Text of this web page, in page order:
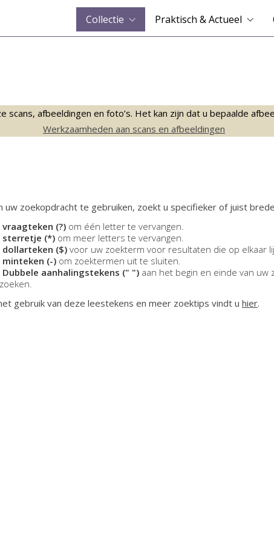
Collectie Praktisch & Actueel
scans, afbeeldingen en foto’s. Het kan zijn dat u bepaalde
Werkzaamheden aan scans en afbeeldingen
uw zoekopdracht te gebruiken, zoekt u specifieker of juist
vraagteken (?) om één letter te vervangen.
sterretje (*) om meer letters te vervangen.
dollarteken ($) voor uw zoekterm voor resultaten die op elkaar
minteken (-) om zoektermen uit te sluiten.
Dubbele aanhalingstekens (" ") aan het begin en einde van uw
gebruik van deze leestekens en meer zoektips vindt u hier.